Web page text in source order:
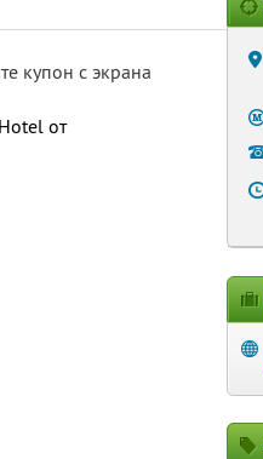
купон с экрана
от